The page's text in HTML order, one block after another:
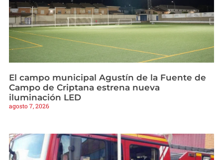
El campo municipal Agustín de la Fuente de
Campo de Criptana estrena nueva
iluminación LED
agosto 7, 2026